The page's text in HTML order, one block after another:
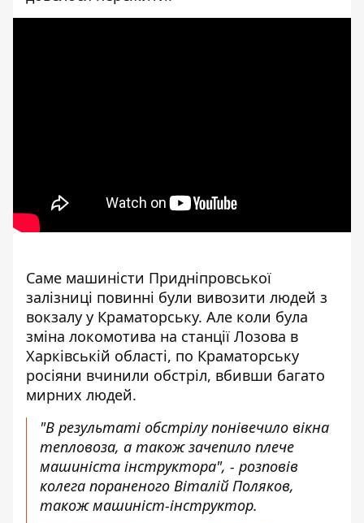
Саме машиністи Придніпровської
залізниці повинні були вивозити людей з
вокзалу у Краматорську. Але коли була
зміна локомотива на станції Лозова в
Харківській області, по Краматорську
росіяни вчинили обстріл, вбивши багато
мирних людей.
"В результаті обстрілу понівечило вікна
тепловоза, а також зачепило плече
машиніста інструктора", - розповів
колега пораненого Віталій Поляков,
також машиніст-інструктор.